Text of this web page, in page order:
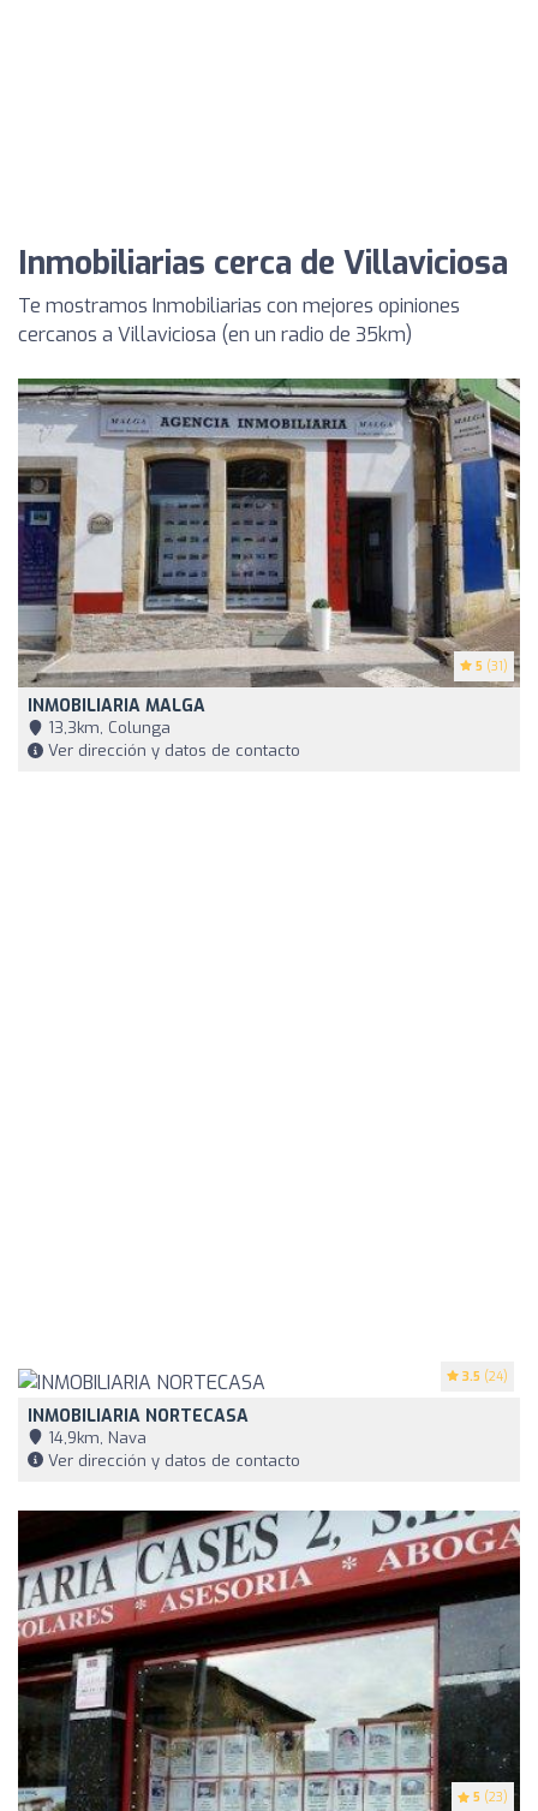
Inmobiliarias cerca de Villaviciosa
Te mostramos Inmobiliarias con mejores opiniones
cercanos a Villaviciosa (en un radio de 35km)
5 (31)
INMOBILIARIA MALGA
13,3km, Colunga
Ver dirección y datos de contacto
3.5 (24)
INMOBILIARIA NORTECASA
14,9km, Nava
Ver dirección y datos de contacto
5 (23)